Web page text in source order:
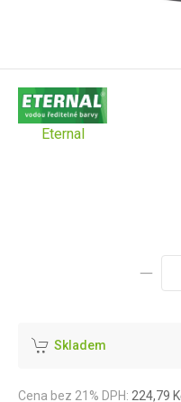
Eternal
Skladem
Cena bez 21% DPH: 224,79